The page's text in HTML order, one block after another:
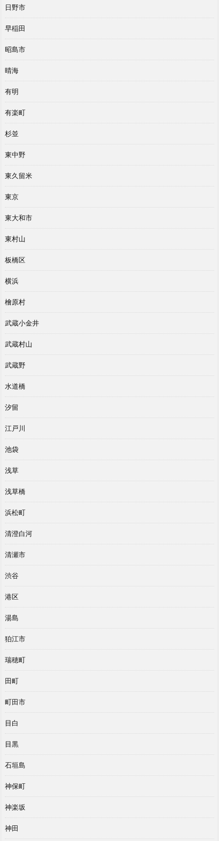
日野市
早稲田
昭島市
晴海
有明
有楽町
杉並
東中野
東久留米
東京
東大和市
東村山
板橋区
横浜
檜原村
武蔵小金井
武蔵村山
武蔵野
水道橋
汐留
江戸川
池袋
浅草
浅草橋
浜松町
清澄白河
清瀬市
渋谷
港区
湯島
狛江市
瑞穂町
田町
町田市
目白
目黒
石垣島
神保町
神楽坂
神田